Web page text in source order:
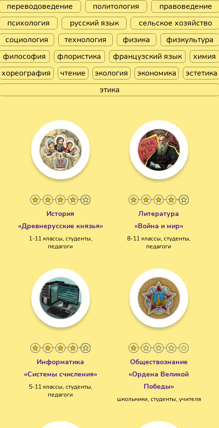
переводоведение
политология
правоведение
психология
русский язык
сельское хозяйство
социология
технология физика
физкультура
философия
флористика французский язык
химия
хореография
чтение экология экономика
эстетика
этика
История
«Древнерусские князья»
1-11 классы, студенты,
педагоги
Литература
«Война и мир»
8-11 классы, студенты,
педагоги
Информатика
«Системы счисления»
5-11 классы, студенты,
педагоги
Обществознание
«Ордена Великой
Победы»
школьники, студенты, учителя